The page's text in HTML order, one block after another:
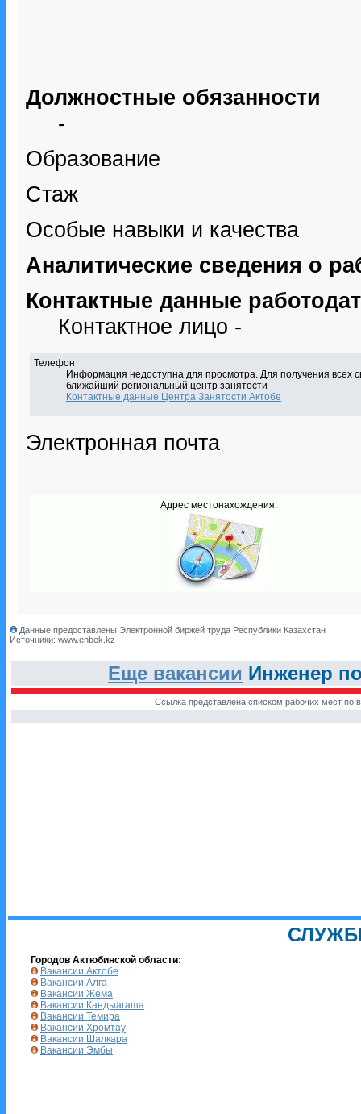
Должностные обязанности
-
Образование
Стаж
Особые навыки и качества
Аналитические сведения о
Контактные данные
Контактное лицо -
Телефон
Информация недоступна для просмотра. Для получения всех
ближайший региональный центр занятости
Контактные данные Центра Занятости Актобе
Электронная почта
Адрес местонахождения:
Данные предоставлены Электронной биржей труда Республики Казахстан
Источники: www.enbek.kz
Еще вакансии Инженер
Ссылка представлена списком рабочих мест по
Городов Актюбинской области:
Вакансии Актобе
Вакансии Алга
Вакансии Жема
Вакансии Кандыагаша
Вакансии Темира
Вакансии Хромтау
Вакансии Шалкара
Вакансии Эмбы